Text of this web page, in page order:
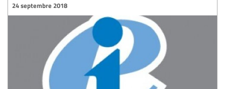
24 septembre 2018